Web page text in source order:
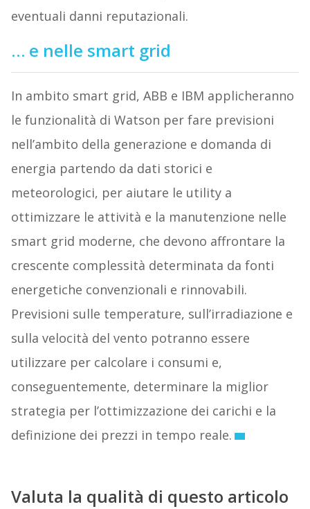
eventuali danni reputazionali.
… e nelle smart grid
In ambito smart grid, ABB e IBM applicheranno
le funzionalità di Watson per fare previsioni
nell’ambito della generazione e domanda di
energia partendo da dati storici e
meteorologici, per aiutare le utility a
ottimizzare le attività e la manutenzione nelle
smart grid moderne, che devono affrontare la
crescente complessità determinata da fonti
energetiche convenzionali e rinnovabili.
Previsioni sulle temperature, sull’irradiazione e
sulla velocità del vento potranno essere
utilizzare per calcolare i consumi e,
conseguentemente, determinare la miglior
strategia per l’ottimizzazione dei carichi e la
definizione dei prezzi in tempo reale.
Valuta la qualità di questo articolo